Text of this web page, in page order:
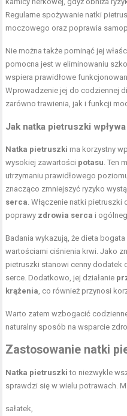
Regularne spożywanie natki
moczowego oraz poprawia
Nie można także pominąć jej
pomocna jest w eliminowaniu
wspiera prawidłowe
Wprowadzenie jej do codziennej
zarówno trawienia, jak i funkcji
Jak natka pietruszki
Natka pietruszki ma korzystny
wysokiej zawartości potasu . Ten
utrzymaniu prawidłowego
znacząco zmniejszyć ryzyko
serca . Włączenie natki
poprawy zdrowia serca i
Badania wykazują, że dieta
wartościami ciśnienia krwi. Jako
pietruszki stanowi cenny dodatek
serce. Dodatkowo, jej działanie
krążenia , co również przynosi
Warto zatem wzbogacić
naturalny sposób na wsparcie
Zastosowanie natki
Natka pietruszki to niezwykle
sprawdzi się w wielu potrawach.
sałatek,